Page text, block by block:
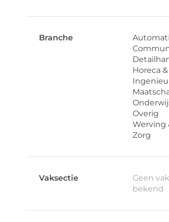
Branche
Horeca
Overig
Werving
Zorg
Vaksectie
Geen
bekend